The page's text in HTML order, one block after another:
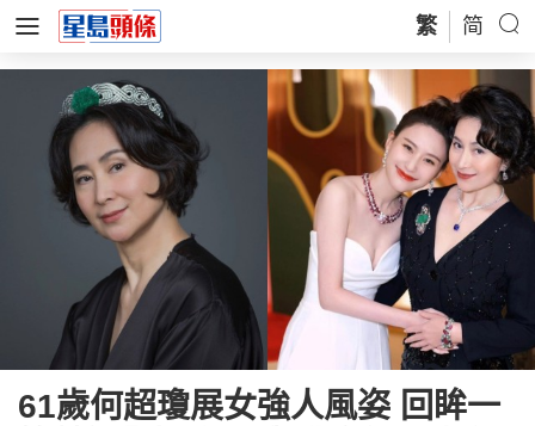
繁 简
61歲何超瓊展女強人風姿 回眸一